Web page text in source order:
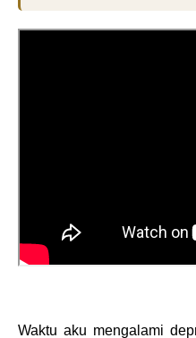
Waktu aku mengalami